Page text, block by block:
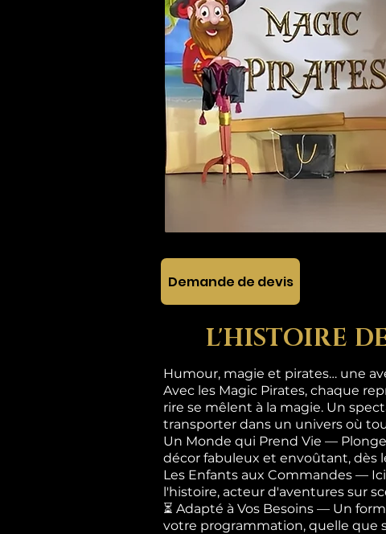
Demande de devis
L'HISTOIRE
Humour, magie et pirates… une
Avec les Magic Pirates, chaque
rire se mêlent à la magie. Un
transporter dans un univers où
Un Monde qui Prend Vie —
décor fabuleux et envoûtant, dès
Les Enfants aux Commandes —
l'histoire, acteur d'aventures sur
⏳ Adapté à Vos Besoins — Un
votre programmation, quelle que